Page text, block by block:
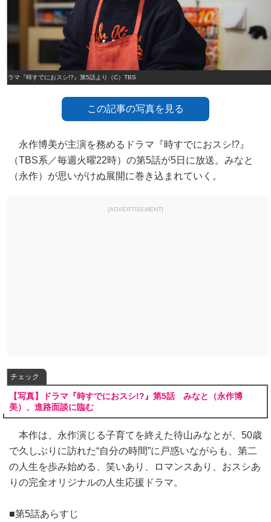
ドラマ『時すでにおスシ!?』第5話より（C）TBS
この記事の写真を見る
永作博美が主演を務めるドラマ『時すでにおスシ!?』
（TBS系／毎週火曜22時）の第5話が5日に放送。みなと
（永作）が思いがけぬ展開に巻き込まれていく。
[ADVERTISEMENT]
チェック
【写真】ドラマ『時すでにおスシ!?』第5話 みなと（永作博
美）、進路面談に臨む
本作は、永作演じる子育てを終えた待山みなとが、50歳
で久しぶりに訪れた“自分の時間”に戸惑いながらも、第二
の人生を歩み始める、笑いあり、ロマンスあり、おスシあ
りの完全オリジナルの人生応援ドラマ。
■第5話あらすじ